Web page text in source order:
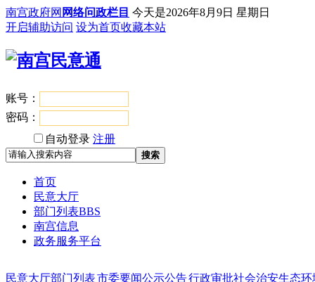
南宫政府网 网络问政栏目 今天是2026年8月9日 星期日
开启辅助访问 设为首页收藏本站
账号：
密码：
自动登录 注册
搜索
首页
民意大厅
部门列表BBS
南宫信息
政务服务平台
民意大厅部门列表市委要闻公示公告行政审批社会治安生态环